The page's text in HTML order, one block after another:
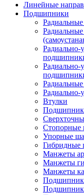
Линейные
Подшипники
Радиально-
Втулки
Стопорные
Упорные
Гибридные
Манжеты
Манжеты
Манжеты